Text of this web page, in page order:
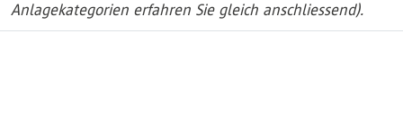
Anlagekategorien erfahren Sie gleich anschliessend).